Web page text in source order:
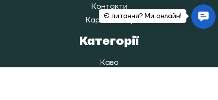
Контакти
Карта сайту
Категорії
Кава